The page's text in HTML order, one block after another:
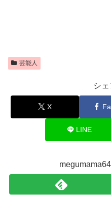
芸能人
シ
X
LINE